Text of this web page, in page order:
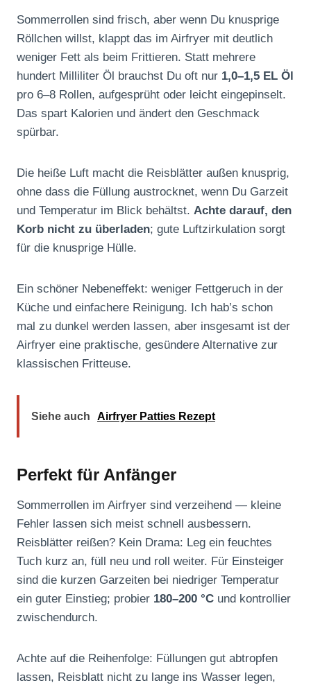
Sommerrollen sind frisch, aber wenn Du knusprige
Röllchen willst, klappt das im Airfryer mit deutlich
weniger Fett als beim Frittieren. Statt mehrere
hundert Milliliter Öl brauchst Du oft nur 1,0–1,5 EL Öl
pro 6–8 Rollen, aufgesprüht oder leicht eingepinselt.
Das spart Kalorien und ändert den Geschmack
spürbar.
Die heiße Luft macht die Reisblätter außen knusprig,
ohne dass die Füllung austrocknet, wenn Du Garzeit
und Temperatur im Blick behältst. Achte darauf, den
Korb nicht zu überladen; gute Luftzirkulation sorgt
für die knusprige Hülle.
Ein schöner Nebeneffekt: weniger Fettgeruch in der
Küche und einfachere Reinigung. Ich hab’s schon
mal zu dunkel werden lassen, aber insgesamt ist der
Airfryer eine praktische, gesündere Alternative zur
klassischen Fritteuse.
Siehe auch Airfryer Patties Rezept
Perfekt für Anfänger
Sommerrollen im Airfryer sind verzeihend — kleine
Fehler lassen sich meist schnell ausbessern.
Reisblätter reißen? Kein Drama: Leg ein feuchtes
Tuch kurz an, füll neu und roll weiter. Für Einsteiger
sind die kurzen Garzeiten bei niedriger Temperatur
ein guter Einstieg; probier 180–200 °C und kontrollier
zwischendurch.
Achte auf die Reihenfolge: Füllungen gut abtropfen
lassen, Reisblatt nicht zu lange ins Wasser legen,